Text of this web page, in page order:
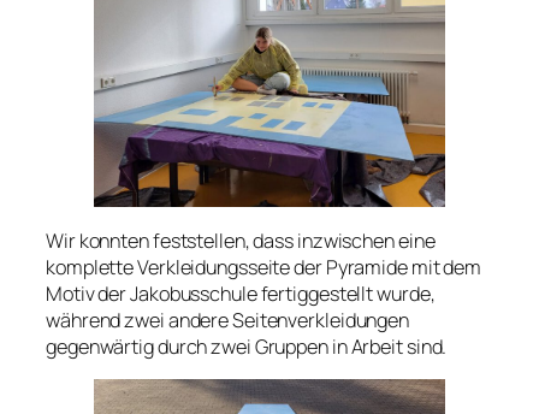
Wir konnten feststellen, dass inzwischen eine
komplette Verkleidungsseite der Pyramide mit dem
Motiv der Jakobusschule fertiggestellt wurde,
während zwei andere Seitenverkleidungen
gegenwärtig durch zwei Gruppen in Arbeit sind.